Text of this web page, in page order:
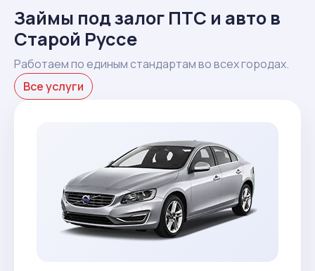
Займы под залог ПТС и авто в
Старой Руссе
Работаем по единым стандартам во всех городах.
Все услуги